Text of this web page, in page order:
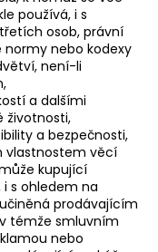
používá, i s
osob, právní
nebo kodexy
není-li
a dalšími
životnosti,
a bezpečnosti,
vlastnostem věcí
kupující
s ohledem na
prodávajícím
témže smluvním
nebo